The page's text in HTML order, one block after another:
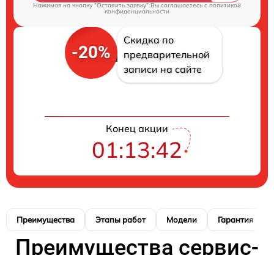
Нажимая на кнопку "Оставить заявку" Вы соглашаетесь cполитикой
конфиденциальности
-20%
Скидка по
предварительной
записи на сайте
Конец акции
01:13:41
Преимущества Этапы работ Модели Гарантия
Преимущества сервис-